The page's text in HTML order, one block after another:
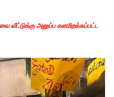
வீட்டுக்கு அனுப்ப களமிறக்கப்பட்ட